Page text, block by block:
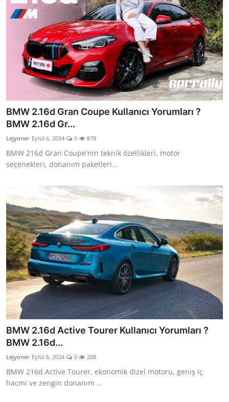
BMW 2.16d Gran Coupe Kullanıcı Yorumları ?
BMW 2.16d Gr...
Lejyoner Eylül 6, 2024 0 878
BMW 216d Gran Coupe'nin teknik özellikleri, motor
seçenekleri, donanım paketleri...
BMW 2.16d Active Tourer Kullanıcı Yorumları ?
BMW 2.16d...
Lejyoner Eylül 6, 2024 0 208
BMW 216d Active Tourer, ekonomik dizel motoru, geniş iç
hacmi ve zengin donanım ...